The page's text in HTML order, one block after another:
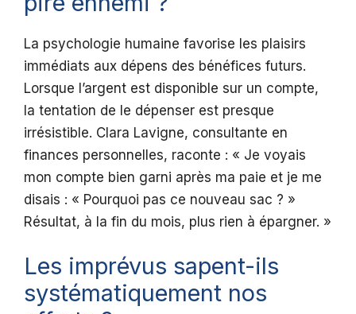
La psychologie humaine favorise les plaisirs
immédiats aux dépens des bénéfices futurs.
Lorsque l’argent est disponible sur un compte,
la tentation de le dépenser est presque
irrésistible. Clara Lavigne, consultante en
finances personnelles, raconte : « Je voyais
mon compte bien garni après ma paie et je me
disais : « Pourquoi pas ce nouveau sac ? »
Résultat, à la fin du mois, plus rien à épargner. »
Les imprévus sapent-ils
systématiquement nos